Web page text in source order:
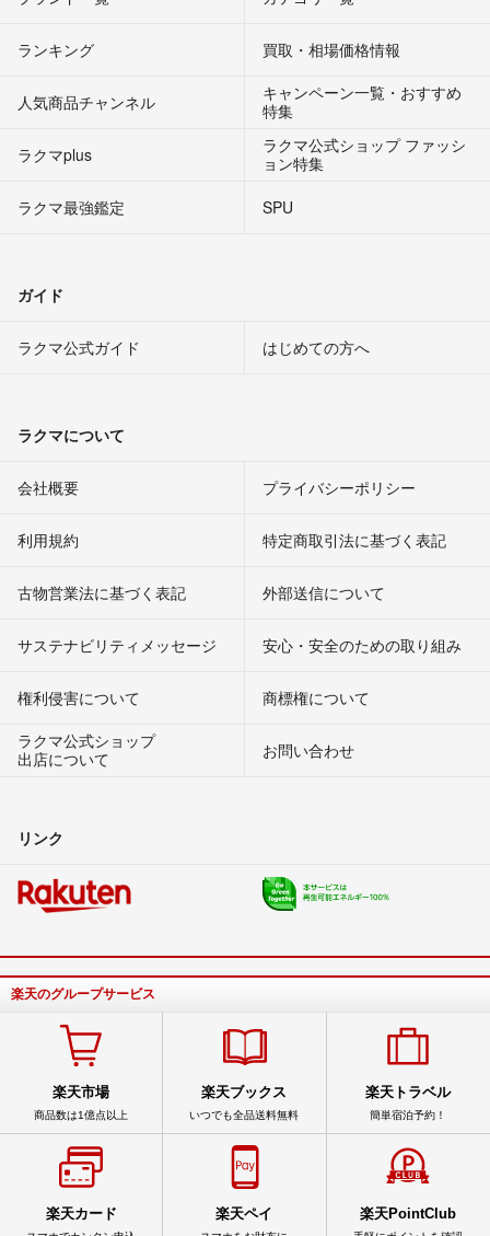
ランキング 買取・相場価格情報
人気商品チャンネル
キャンペーン一覧・おすすめ
特集
ラクマplus
ラクマ公式ショップ ファッシ
ョン特集
ラクマ最強鑑定
SPU
ガイド
ラクマ公式ガイド はじめての方へ
ラクマについて
会社概要 プライバシーポリシー
利用規約 特定商取引法に基づく表記
古物営業法に基づく表記 外部送信について
サステナビリティメッセージ 安心・安全のための取り組み
権利侵害について
商標権について
ラクマ公式ショップ
出店について
お問い合わせ
リンク
楽天のグループサービス
楽天市場
商品数は1億点以上
楽天ブックス
いつでも全品送料無料
楽天トラベル
簡単宿泊予約！
楽天カード 楽天ペイ 楽天PointClub